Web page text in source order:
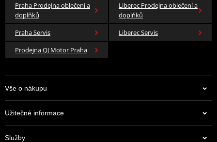
Praha Prodejna oblečení a
doplňků
Liberec Prodejna oblečení a
doplňků
Praha Servis
Liberec Servis
Prodejna QJ Motor Praha
Vše o nákupu
Užitečné informace
Služby